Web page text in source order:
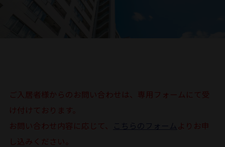
ご入居者様からのお問い合わせは、専用フォームにて受
け付けております。
お問い合わせ内容に応じて、
よりお申
し込みください。